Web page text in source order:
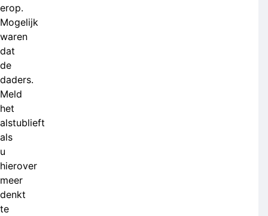
erop.
Mogelijk
waren
dat
de
daders.
Meld
het
alstublieft
als
u
hierover
meer
denkt
te